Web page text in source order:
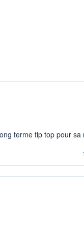
terme tip top pour sa